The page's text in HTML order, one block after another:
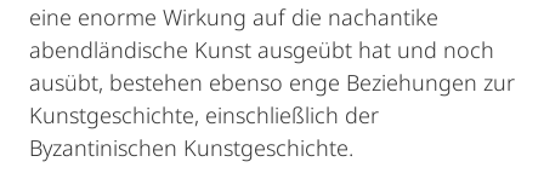
eine enorme Wirkung auf die nachantike
abendländische Kunst ausgeübt hat und noch
ausübt, bestehen ebenso enge Beziehungen zur
Kunstgeschichte, einschließlich der
Byzantinischen Kunstgeschichte.